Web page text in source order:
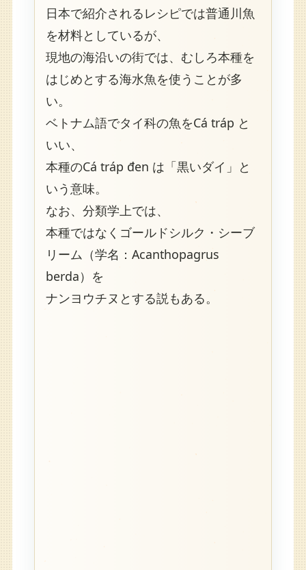
日本で紹介されるレシピでは普通川魚
を材料としているが、
現地の海沿いの街では、むしろ本種を
はじめとする海水魚を使うことが多
い。
ベトナム語でタイ科の魚をCá tráp と
いい、
本種のCá tráp đen は「黒いダイ」と
いう意味。
なお、分類学上では、
本種ではなくゴールドシルク・シーブ
リーム（学名：Acanthopagrus
berda）を
ナンヨウチヌとする説もある。